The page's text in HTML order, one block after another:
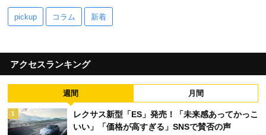
pickup コラム 新着
アクセスランキング
週間 月間
1
レクサス新型「ES」発売！「未来感あってかっこ
いい」「価格が高すぎる」SNSで賛否の声